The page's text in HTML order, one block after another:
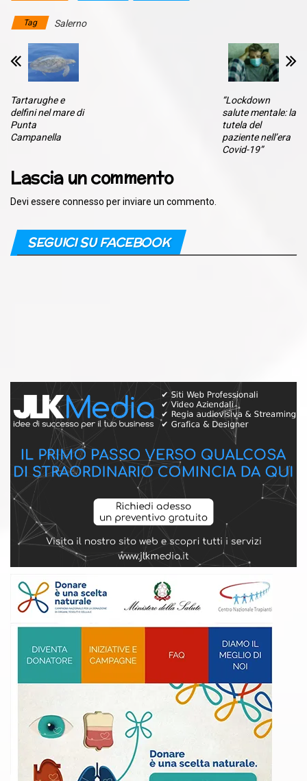
Tag Salerno
Tartarughe e
delfini nel mare di
Punta
Campanella
“Lockdown
salute mentale: la
tutela del
paziente nell’era
Covid-19”
Lascia un commento
Devi essere connesso per inviare un commento.
SEGUICI SU FACEBOOK